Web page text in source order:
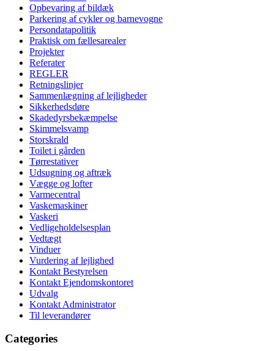
Opbevaring af bildæk
Parkering af cykler og barnevogne
Persondatapolitik
Praktisk om fællesarealer
Projekter
Referater
REGLER
Retningslinjer
Sammenlægning af lejligheder
Sikkerhedsdøre
Skadedyrsbekæmpelse
Skimmelsvamp
Storskrald
Toilet i gården
Tørrestativer
Udsugning og aftræk
Vægge og lofter
Varmecentral
Vaskemaskiner
Vaskeri
Vedligeholdelsesplan
Vedtægt
Vinduer
Vurdering af lejlighed
Kontakt Bestyrelsen
Kontakt Ejendomskontoret
Udvalg
Kontakt Administrator
Til leverandører
Categories